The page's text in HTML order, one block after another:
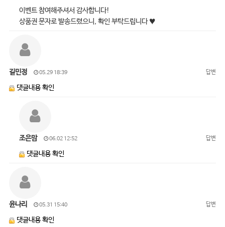
이벤트 참여해주셔서 감사합니다!
상품권 문자로 발송드렸으니, 확인 부탁드립니다 ♥
길민정 05.29 18:39 답변
댓글내용 확인
조은맘 06.02 12:52 답변
댓글내용 확인
윤나리 05.31 15:40 답변
댓글내용 확인